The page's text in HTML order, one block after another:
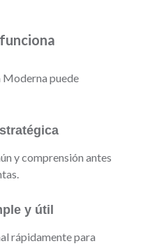
Moderna puede
y comprensión antes
y útil
rápidamente para